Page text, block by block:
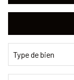
Type de bien